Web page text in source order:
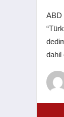
ABD
dahil